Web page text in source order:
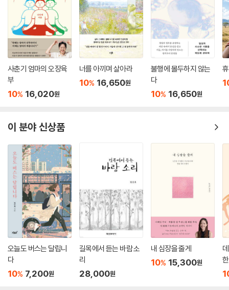
사춘기 엄마의 오장육
부
10% 16,020원
너를 아끼며 살아라
10% 16,650원
불행에 몰두하지 않는
다
10% 16,650원
이 분야 신상품
오늘도 버스는 달립니
다
10% 7,200원
길목에서 듣는 바람 소
리
28,000원
내 심장을 줄게
10% 15,300원